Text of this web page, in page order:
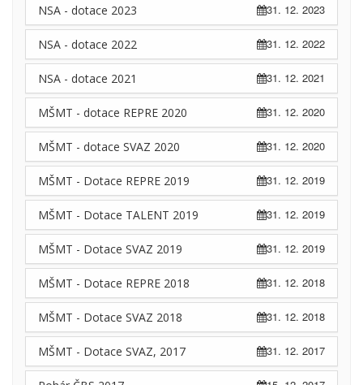
31. 12. 2023
NSA - dotace 2023
31. 12. 2022
NSA - dotace 2022
31. 12. 2021
NSA - dotace 2021
31. 12. 2020
MŠMT - dotace REPRE 2020
31. 12. 2020
MŠMT - dotace SVAZ 2020
31. 12. 2019
MŠMT - Dotace REPRE 2019
31. 12. 2019
MŠMT - Dotace TALENT 2019
31. 12. 2019
MŠMT - Dotace SVAZ 2019
31. 12. 2018
MŠMT - Dotace REPRE 2018
31. 12. 2018
MŠMT - Dotace SVAZ 2018
31. 12. 2017
MŠMT - Dotace SVAZ, 2017